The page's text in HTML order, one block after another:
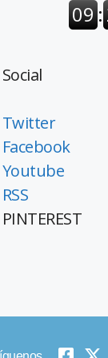
Social
Twitter
Facebook
Youtube
RSS
PINTEREST